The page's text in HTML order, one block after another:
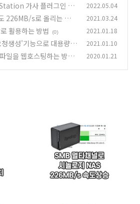
가사 플러그인 설
2022.05.04
226MB/s로 올리는 법(S
2021.03.24
활용하는 방법 (0) 2021.01.18
생성'기능으로 대용량
(2)
2021.01.10
일을 웹호스팅하는 방법 2020.01.21